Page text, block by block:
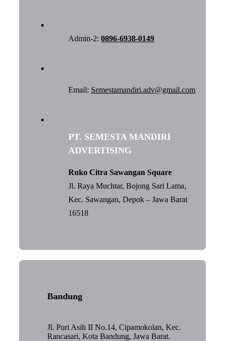
Admin-2:0896-6938-0149
Email: Semestamandiri.adv@gmail.com
PT. SEMESTA MANDIRI
ADVERTISING
Ruko Citra Sawangan Square
Jl. Raya Muchtar, Bojong Sari Lama,
Kec. Sawangan, Depok – Jawa Barat
16518
Bandung
Jl. Puri Asih II No.14, Cipamokolan, Kec.
Rancasari, Kota Bandung, Jawa Barat.